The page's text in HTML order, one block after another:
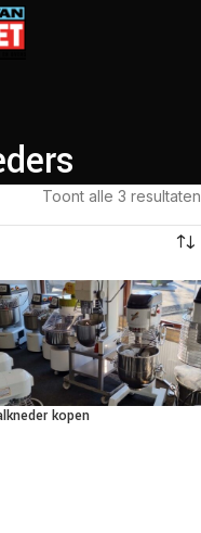
Toont alle 3 resultaten
kopen